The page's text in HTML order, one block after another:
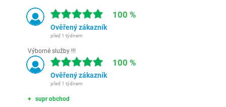
100 %
Ověřený zákazník
před 1 týdnem
Výborné služby !!!
100 %
Ověřený zákazník
před 1 týdnem
supr obchod